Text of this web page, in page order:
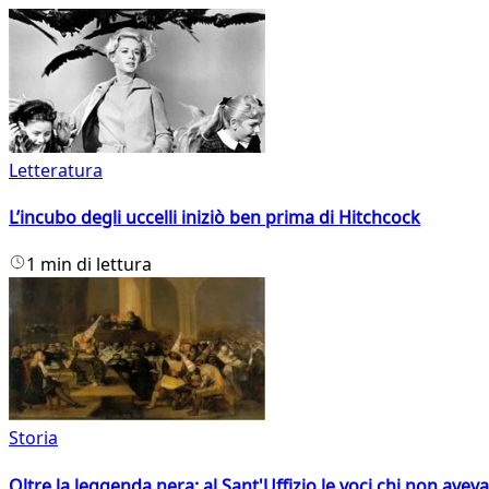
Letteratura
L’incubo degli uccelli iniziò ben prima di Hitchcock
1 min di lettura
Storia